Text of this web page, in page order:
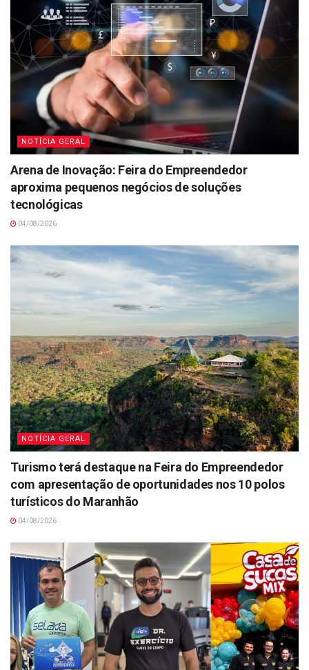
NOTÍCIA GERAL
Arena de Inovação: Feira do Empreendedor
aproxima pequenos negócios de soluções
tecnológicas
04/08/2026
NOTÍCIA GERAL
Turismo terá destaque na Feira do Empreendedor
com apresentação de oportunidades nos 10 polos
turísticos do Maranhão
04/08/2026